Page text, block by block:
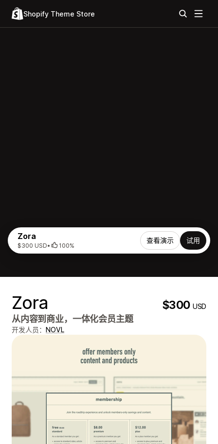
Shopify Theme Store
Zora
$300 USD• 100%
查看演示 试用
Zora $300USD
从内容到商业，一体化会员主题
开发人员： NOVL